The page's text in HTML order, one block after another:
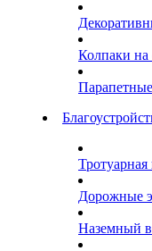
Колпаки на
Тротуарная
Дорожные
Наземный